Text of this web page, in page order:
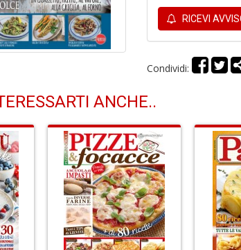
RICEVI
Condividi:
ANCHE..